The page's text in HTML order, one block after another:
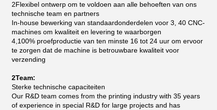
2Flexibel ontwerp om te voldoen aan alle behoeften van ons
technische team en partners
In-house bewerking van standaardonderdelen voor 3, 40 CNC-
machines om kwaliteit en levering te waarborgen
4,100% proefproductie van ten minste 16 tot 24 uur om ervoor
te zorgen dat de machine is betrouwbare kwaliteit voor
verzending
2Team:
Sterke technische capaciteiten
Our R&D team comes from the printing industry with 35 years
of experience in special R&D for large projects and has